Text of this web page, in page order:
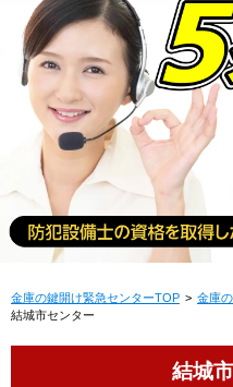
金庫の鍵開け緊急センターTOP 金庫
結城市センター
結城